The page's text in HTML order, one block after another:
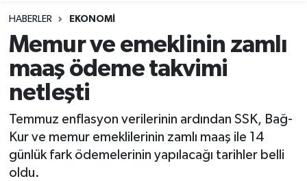
HABERLER EKONOMI
Memur ve emeklinin zamlı
maaş ödeme takvimi
netleşti
Temmuz enflasyon verilerinin ardından SSK, Bağ-
Kur ve memur emeklilerinin zamlı maaş ile 14
günlük fark ödemelerinin yapılacağı tarihler belli
oldu.
Resmi İlanlar
Alanyaspor
Süper Lig Puan Durumu ve Fikstür
Tüm Manşetler
Son Dakika Haberleri